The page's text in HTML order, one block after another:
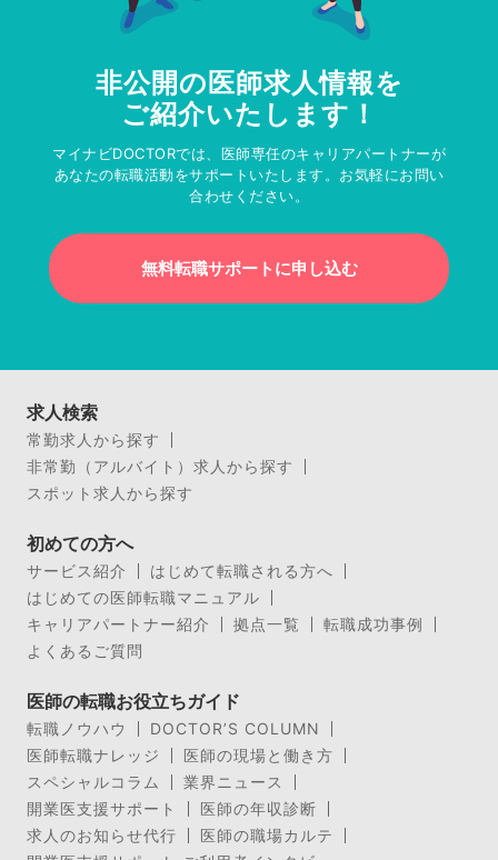
非公開の医師求人情報を
ご紹介いたします！
マイナビDOCTORでは、医師専任のキャリアパートナーが
あなたの転職活動をサポートいたします。お気軽にお問い
合わせください。
無料転職サポートに申し込む
求人検索
常勤求人から探す
非常勤（アルバイト）求人から探す
スポット求人から探す
初めての方へ
サービス紹介
はじめて転職される方へ
はじめての医師転職マニュアル
キャリアパートナー紹介
拠点一覧
転職成功事例
よくあるご質問
医師の転職お役立ちガイド
転職ノウハウ
DOCTOR’S COLUMN
医師転職ナレッジ
医師の現場と働き方
スペシャルコラム
業界ニュース
開業医支援サポート
医師の年収診断
求人のお知らせ代行
医師の職場カルテ